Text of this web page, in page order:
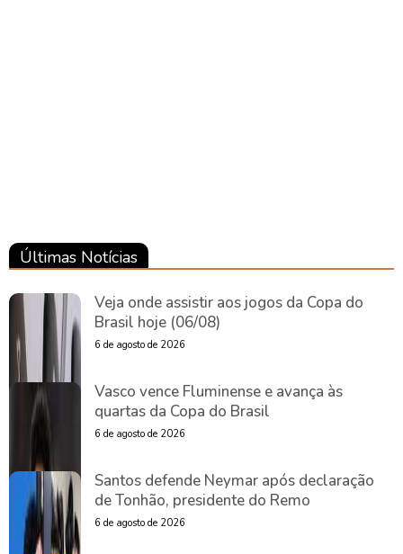
Últimas Notícias
Veja onde assistir aos jogos da Copa do
Brasil hoje (06/08)
6 de agosto de 2026
Vasco vence Fluminense e avança às
quartas da Copa do Brasil
6 de agosto de 2026
Santos defende Neymar após declaração
de Tonhão, presidente do Remo
6 de agosto de 2026